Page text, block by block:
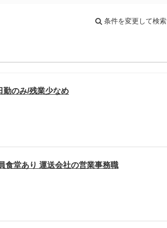
条件を変更して検索
勤のみ/残業少なめ
食堂あり 運送会社の営業事務職